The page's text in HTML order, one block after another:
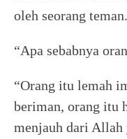
oleh seorang teman.
“Apa sebabnya
“Orang itu lemah
beriman, orang itu
menjauh dari Allah